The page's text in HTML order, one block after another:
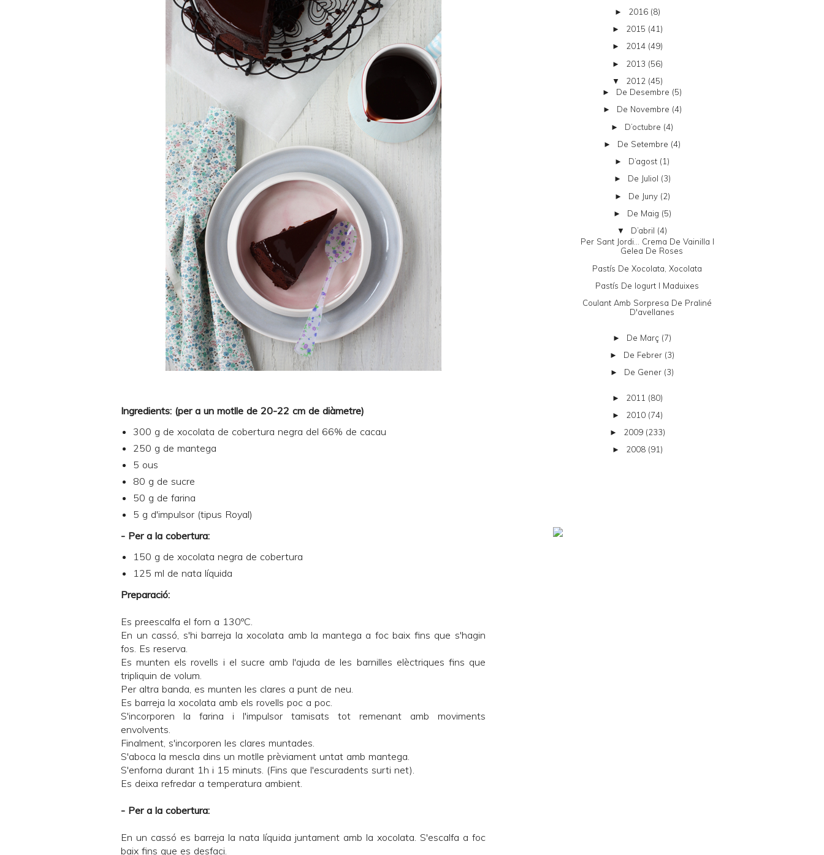
Ingredients: (per a un motlle de 20-22 cm de diàmetre)
300 g de xocolata de cobertura negra del 66% de cacau
250 g de mantega
5 ous
80 g de sucre
50 g de farina
5 g d'impulsor (tipus Royal)
- Per a la cobertura:
150 g de xocolata negra de cobertura
125 ml de nata líquida
Preparació:
Es preescalfa el forn a 130ºC.
En un cassó, s'hi barreja la xocolata amb la mantega a foc baix fins que s'hagin
fos. Es reserva.
Es munten els rovells i el sucre amb l'ajuda de les barnilles elèctriques fins que
tripliquin de volum.
Per altra banda, es munten les clares a punt de neu.
Es barreja la xocolata amb els rovells poc a poc.
S'incorporen la farina i l'impulsor tamisats tot remenant amb moviments
envolvents.
Finalment, s'incorporen les clares muntades.
S'aboca la mescla dins un motlle prèviament untat amb mantega.
S'enforna durant 1h i 15 minuts. (Fins que l'escuradents surti net).
Es deixa refredar a temperatura ambient.
- Per a la cobertura:
En un cassó es barreja la nata líquida juntament amb la xocolata. S'escalfa a foc
baix fins que es desfaci.
► 2016 (8)
► 2015 (41)
► 2014 (49)
► 2013 (56)
▼ 2012 (45)
► De Desembre (5)
► De Novembre (4)
► D’octubre (4)
► De Setembre (4)
► D’agost (1)
► De Juliol (3)
► De Juny (2)
► De Maig (5)
▼ D’abril (4)
Per Sant Jordi... Crema De Vainilla I
Gelea De Roses
Pastís De Xocolata, Xocolata
Pastís De Iogurt I Maduixes
Coulant Amb Sorpresa De Praliné
D'avellanes
► De Març (7)
► De Febrer (3)
► De Gener (3)
► 2011 (80)
► 2010 (74)
► 2009 (233)
► 2008 (91)